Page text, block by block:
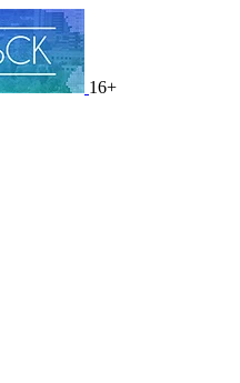
16+